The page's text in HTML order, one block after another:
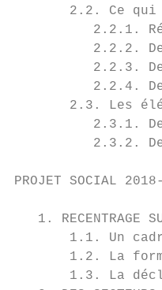
2.2. Ce
2.2.1.
2.2.2.
2.2.3.
2.2.4.
2.3. Les
2.3.1.
2.3.2.
PROJET SOCIAL
1. RECENTRAGE
1.1. Un
1.2. La
1.3. La